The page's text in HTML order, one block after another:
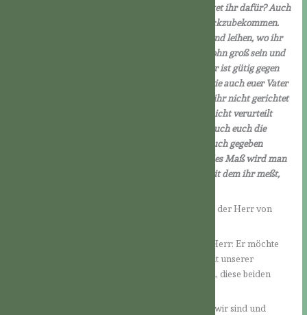
zurückzubekommen hofft, welchen Dank erwartet ihr dafür? Auch
die Sünder leihen Sündern, um das Gleiche zurückzubekommen.
Doch ihr sollt eure Feinde lieben und Gutes tun und leihen, wo ihr
nichts zurück erhoffen könnt. Dann wird euer Lohn groß sein und
ihr werdet Söhne des Höchsten sein; denn auch er ist gütig gegen
die Undankbaren und Bösen. Seid barmherzig, wie auch euer Vater
barmherzig ist! Richtet nicht, dann werdet auch ihr nicht gerichtet
werden! Verurteilt nicht, dann werdet auch ihr nicht verurteilt
werden! Erlaßt einander die Schuld, dann wird auch euch die
Schuld erlassen werden! Gebt, dann wird auch euch gegeben
werden! Ein gutes, volles, gehäuftes, überfließendes Maß wird man
euch in den Schoß legen; denn nach dem Maß, mit dem ihr meßt,
Nichts weniger als die Vollkommenheit erwartet der Herr von
Es ist ein ungemein hohes Ziel, aber so ist unser Herr: Er möchte
das Vollkommene, hat aber großes Erbarmen mit unserer
Schwäche und den Sündern! Wir müssen lernen, diese beiden
Immer möchte der Herr, daß wir mit allem, was wir sind und